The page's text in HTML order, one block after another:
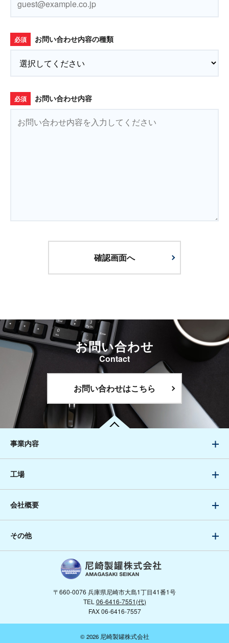
必須 お問い合わせ内容の種類
必須 お問い合わせ内容
お問い合わせ
Contact
お問い合わせはこちら
〒660-0076 兵庫県尼崎市大島1丁目41番1号
TEL 06-6416-7551(代)
FAX 06-6416-7557
事業内容
工場
会社概要
その他
© 2026 尼崎製罐株式会社